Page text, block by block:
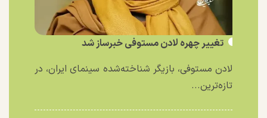
تغییر چهره لادن مستوفی خبرساز شد
لادن مستوفی، بازیگر شناخته‌شده سینمای ایران، در
تازه‌ترین...